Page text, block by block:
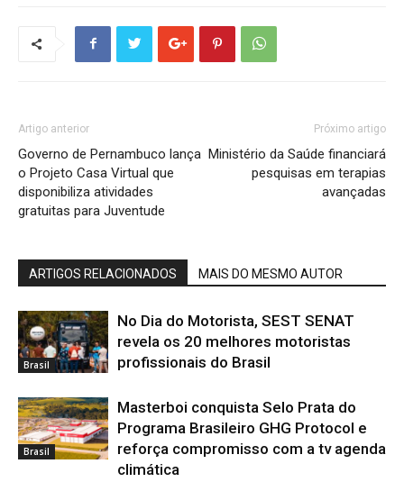
Artigo anterior
Governo de Pernambuco lança
o Projeto Casa Virtual que
disponibiliza atividades
gratuitas para Juventude
Próximo artigo
Ministério da Saúde financiará
pesquisas em terapias
avançadas
ARTIGOS RELACIONADOS MAIS DO MESMO AUTOR
Brasil
No Dia do Motorista, SEST SENAT
revela os 20 melhores motoristas
profissionais do Brasil
Brasil
Masterboi conquista Selo Prata do
Programa Brasileiro GHG Protocol e
reforça compromisso com a tv agenda
climática